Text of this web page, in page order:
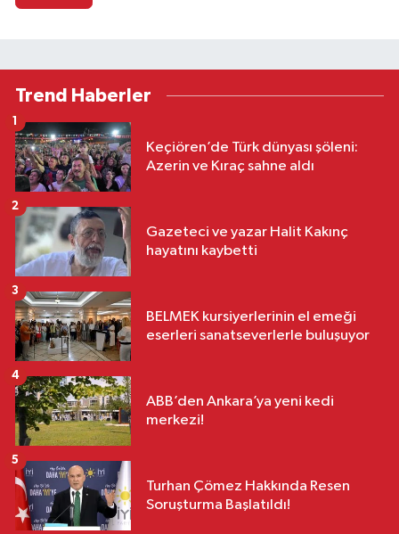
Trend Haberler
Keçiören’de Türk dünyası şöleni:
Azerin ve Kıraç sahne aldı
1
Gazeteci ve yazar Halit Kakınç
hayatını kaybetti
2
BELMEK kursiyerlerinin el emeği
eserleri sanatseverlerle buluşuyor
3
ABB’den Ankara’ya yeni kedi
merkezi!
4
Turhan Çömez Hakkında Resen
Soruşturma Başlatıldı!
5